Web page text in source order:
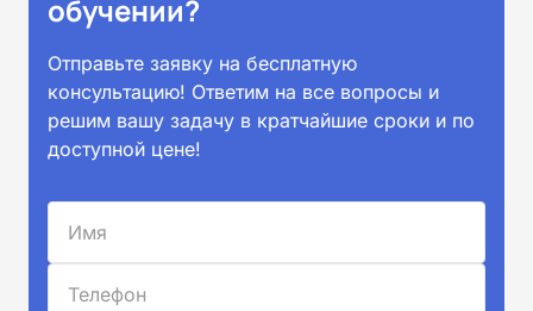
обучении?
Отправьте заявку на бесплатную
консультацию! Ответим на все вопросы и
решим вашу задачу в кратчайшие сроки и по
доступной цене!